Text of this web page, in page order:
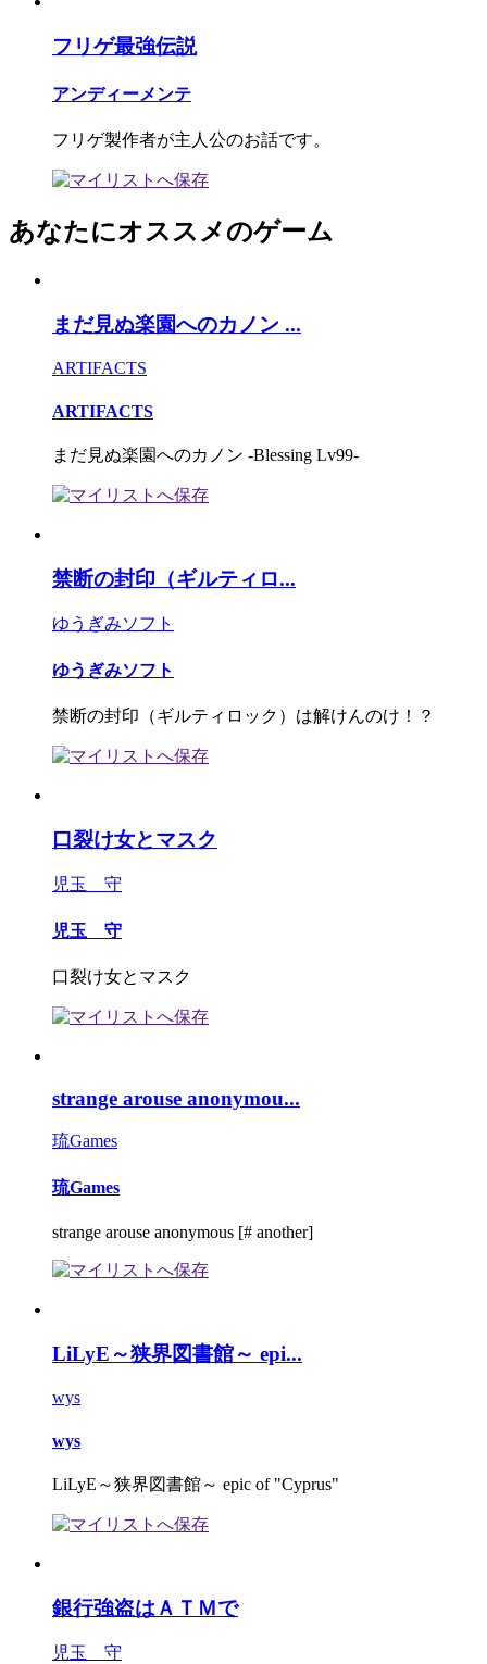
フリゲ最強伝説
アンディーメンテ
フリゲ製作者が主人公のお話です。
あなたにオススメのゲーム
まだ見ぬ楽園へのカノン ...
ARTIFACTS
ARTIFACTS
まだ見ぬ楽園へのカノン -Blessing Lv99-
禁断の封印（ギルティロ...
ゆうぎみソフト
ゆうぎみソフト
禁断の封印（ギルティロック）は解けんのけ！？
口裂け女とマスク
児玉 守
児玉 守
口裂け女とマスク
strange arouse anonymou...
琉Games
琉Games
strange arouse anonymous [# another]
LiLyE～狭界図書館～ epi...
wys
wys
LiLyE～狭界図書館～ epic of "Cyprus"
銀行強盗はＡＴＭで
児玉 守